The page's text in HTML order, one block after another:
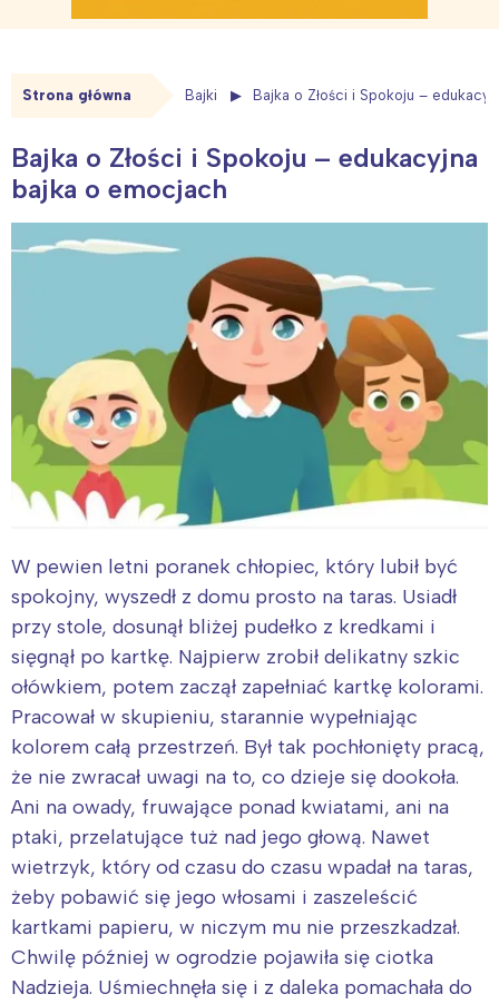
Strona główna Bajki Bajka o Złości i Spokoju –
Bajka o Złości i Spokoju – edukacyjna
bajka o emocjach
W pewien letni poranek chłopiec, który lubił być
spokojny, wyszedł z domu prosto na taras. Usiadł
przy stole, dosunął bliżej pudełko z kredkami i
sięgnął po kartkę. Najpierw zrobił delikatny szkic
ołówkiem, potem zaczął zapełniać kartkę kolorami.
Pracował w skupieniu, starannie wypełniając
kolorem całą przestrzeń. Był tak pochłonięty pracą,
że nie zwracał uwagi na to, co dzieje się dookoła.
Ani na owady, fruwające ponad kwiatami, ani na
ptaki, przelatujące tuż nad jego głową. Nawet
wietrzyk, który od czasu do czasu wpadał na taras,
żeby pobawić się jego włosami i zaszeleścić
kartkami papieru, w niczym mu nie przeszkadzał.
Chwilę później w ogrodzie pojawiła się ciotka
Nadzieja. Uśmiechnęła się i z daleka pomachała do